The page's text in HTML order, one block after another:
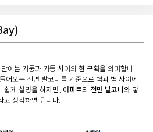
어는 기둥과 기등 사이의 한 구획을 의미합니
어오는 전면 발코니를 기준으로 벽과 벽 사이에
쉽게 설명을 하자면, 아파트의 전면 발코니와 닿
고 생각하면 됩니다.